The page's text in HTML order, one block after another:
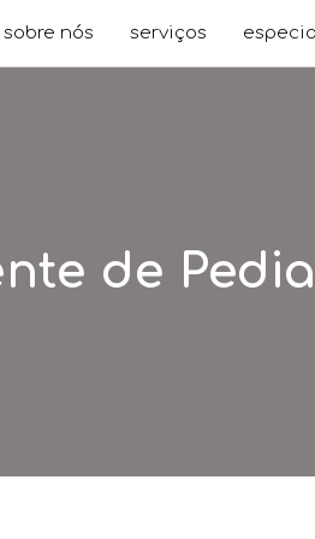
sobre nós serviços
de